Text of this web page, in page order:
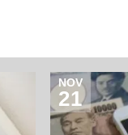
NOV
21